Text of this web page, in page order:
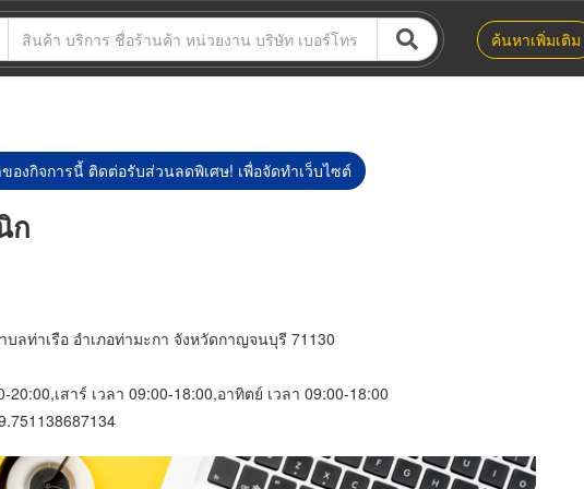
ค้นหาเพิ่มเติม
องกิจการนี้ ติดต่อรับส่วนลดพิเศษ! เพื่อจัดทำเว็บไซต์
ก
ลท่าเรือ อำเภอท่ามะกา จังหวัดกาญจนบุรี 71130
20:00,เสาร์ เวลา 09:00-18:00,อาทิตย์ เวลา 09:00-18:00